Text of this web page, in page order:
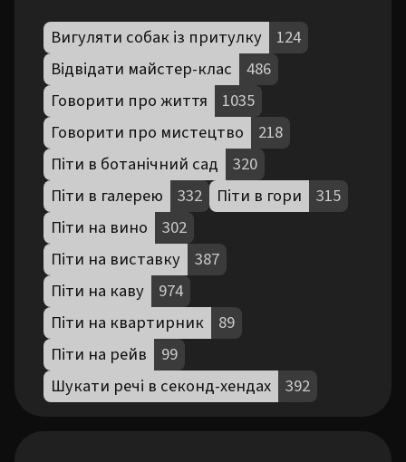
Вигуляти собак із притулку
124
Відвідати майстер-клас
486
Говорити про життя
1035
Говорити про мистецтво
218
Піти в ботанічний сад
320
Піти в галерею
332 Піти в гори
315
Піти на вино
302
Піти на виставку
387
Піти на каву
974
Піти на квартирник
89
Піти на рейв
99
Шукати речі в секонд-хендах
392